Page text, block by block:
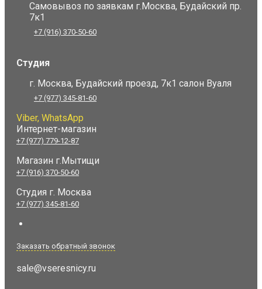
Самовывоз по заявкам г.Москва, Будайский пр.
7к1
+7 (916) 370-50-60
Студия
г. Москва, Будайский проезд, 7к1 салон Вуаля
+7 (977) 345-81-60
Viber, WhatsApp
Интернет-магазин
+7 (977) 779-12-87
Магазин г.Мытищи
+7 (916) 370-50-60
Студия г. Москва
+7 (977) 345-81-60
Заказать обратный звонок
sale@vseresnicy.ru